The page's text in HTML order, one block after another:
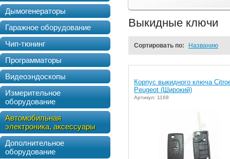
Дымогенераторы
Гаражное оборудование
Чип-тюнинг
Программаторы
Видеоэндоскопы
Измерительное
оборудование
Автомобильная
электроника, аксессуары
Дополнительное
оборудование
Выкидные ключи
Сортировать по: Названию
Корпус выкидного ключа
Peugeot (Широкий)
Артикул: 1168